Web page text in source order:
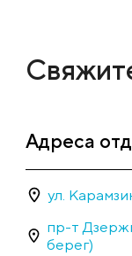
Адреса
ул.
пр-т
берег)